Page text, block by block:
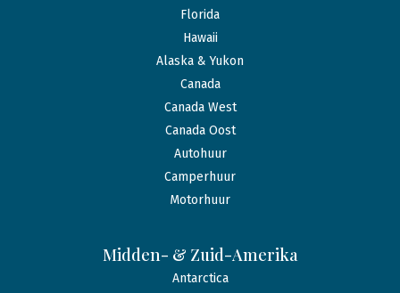
Florida
Hawaii
Alaska & Yukon
Canada
Canada West
Canada Oost
Autohuur
Camperhuur
Motorhuur
Midden- & Zuid-Amerika
Antarctica